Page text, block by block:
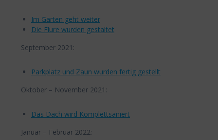
Im Garten geht weiter
Die Flure wurden gestaltet
September 2021:
Parkplatz und Zaun wurden fertig gestellt
Oktober – November 2021:
Das Dach wird Komplettsaniert
Januar – Februar 2022: